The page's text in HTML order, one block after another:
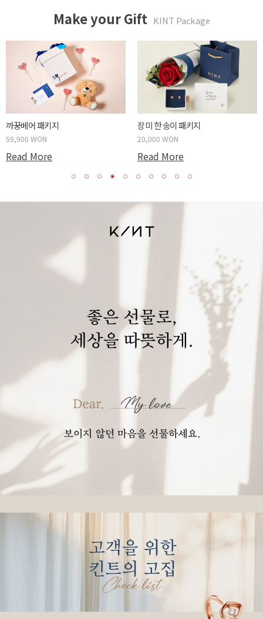
Make your Gift KINT Package
까꿍베어 패키지
59,900 WON
Read More
장미 한 송이 패키지
20,000 WON
Read More